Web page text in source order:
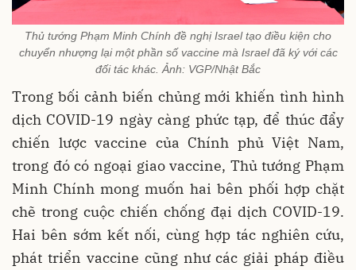
Thủ tướng Phạm Minh Chính đề nghị Israel tạo điều kiện cho
chuyển nhượng lại một phần số vaccine mà Israel đã ký với các
đối tác khác. Ảnh: VGP/Nhật Bắc
Trong bối cảnh biến chủng mới khiến tình hình
dịch COVID-19 ngày càng phức tạp, để thúc đẩy
chiến lược vaccine của Chính phủ Việt Nam,
trong đó có ngoại giao vaccine, Thủ tướng Phạm
Minh Chính mong muốn hai bên phối hợp chặt
chẽ trong cuộc chiến chống đại dịch COVID-19.
Hai bên sớm kết nối, cùng hợp tác nghiên cứu,
phát triển vaccine cũng như các giải pháp điều